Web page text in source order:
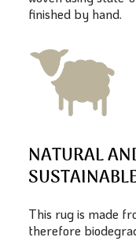
finished by hand.
NATURAL
This rug is made
therefore